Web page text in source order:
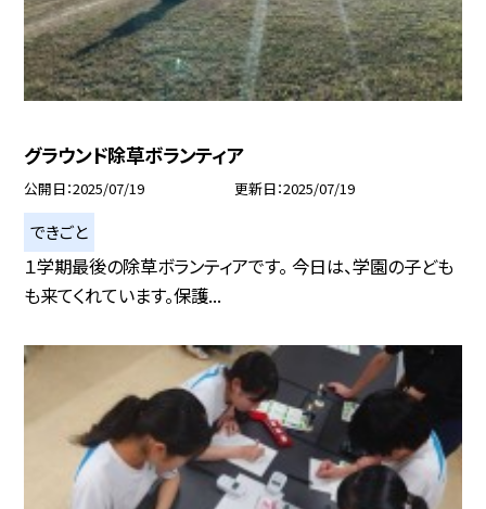
グラウンド除草ボランティア
公開日 2025/07/19 更新日 2025/07/19
できごと
１学期最後の除草ボランティアです。 今日は、学園の子ども
も来てくれています。保護...